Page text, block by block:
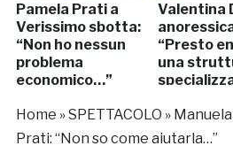
Pamela Prati a
Verissimo sbotta:
“Non ho nessun
problema
economico…”
Valentina
“Presto
una
Home »SPETTACOLO »
Prati: “Non so come aiutarla…”